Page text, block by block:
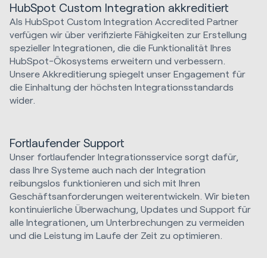
HubSpot Custom Integration akkreditiert
Als HubSpot Custom Integration Accredited Partner
verfügen wir über verifizierte Fähigkeiten zur Erstellung
spezieller Integrationen, die die Funktionalität Ihres
HubSpot-Ökosystems erweitern und verbessern.
Unsere Akkreditierung spiegelt unser Engagement für
die Einhaltung der höchsten Integrationsstandards
wider.
Fortlaufender Support
Unser fortlaufender Integrationsservice sorgt dafür,
dass Ihre Systeme auch nach der Integration
reibungslos funktionieren und sich mit Ihren
Geschäftsanforderungen weiterentwickeln. Wir bieten
kontinuierliche Überwachung, Updates und Support für
alle Integrationen, um Unterbrechungen zu vermeiden
und die Leistung im Laufe der Zeit zu optimieren.